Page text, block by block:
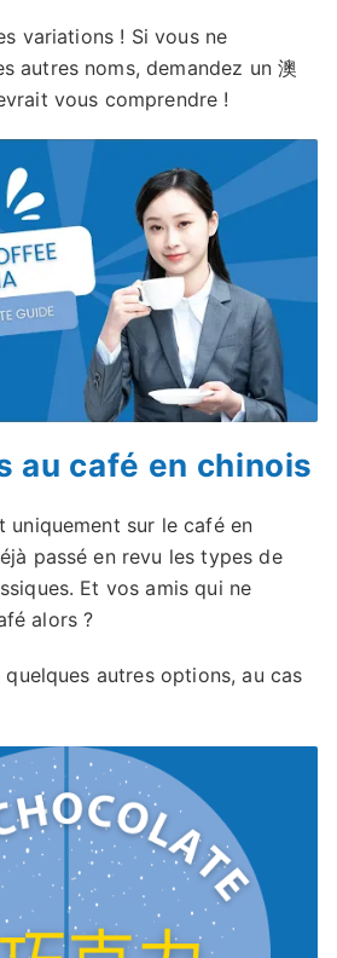
variations ! Si vous ne
autres noms, demandez un 澳
vous comprendre !
au café en chinois
uniquement sur le café en
passé en revu les types de
Et vos amis qui ne
alors ?
autres options, au cas